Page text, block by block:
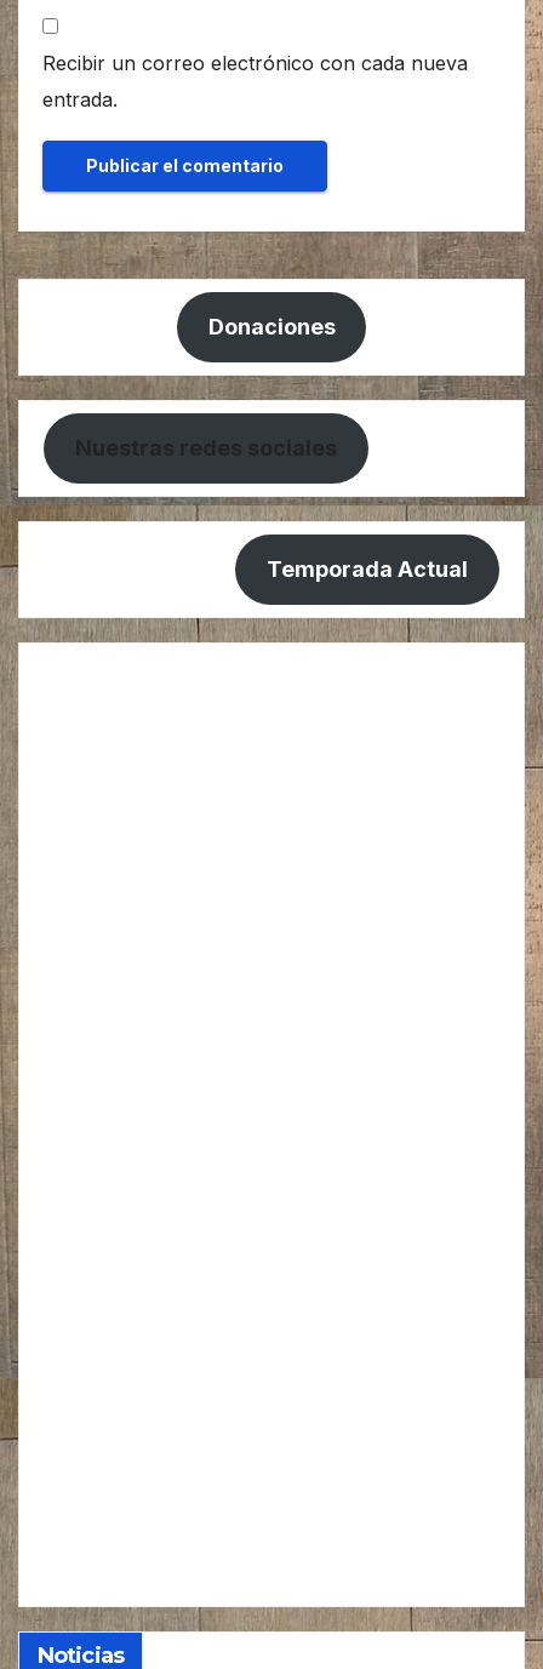
Recibir un correo electrónico con cada nueva
entrada.
Donaciones
Nuestras redes sociales
Temporada Actual
Noticias